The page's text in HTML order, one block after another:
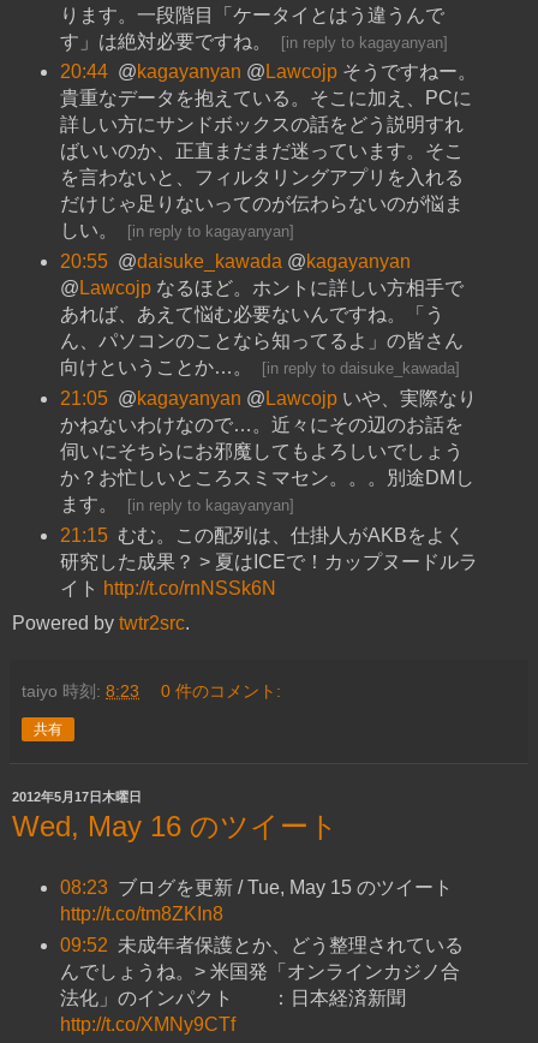
ります。一段階目「ケータイとはう違うんで
す」は絶対必要ですね。
[in reply to kagayanyan]
20:44 @kagayanyan @Lawcojpそうですねー。
貴重なデータを抱えている。そこに加え、PCに
詳しい方にサンドボックスの話をどう説明すれ
ばいいのか、正直まだまだ迷っています。そこ
を言わないと、フィルタリングアプリを入れる
だけじゃ足りないってのが伝わらないのが悩ま
しい。
[in reply to kagayanyan]
20:55 @daisuke_kawada@kagayanyan
@Lawcojpなるほど。ホントに詳しい方相手で
あれば、あえて悩む必要ないんですね。「う
ん、パソコンのことなら知ってるよ」の皆さん
向けということか…。
[in reply to daisuke_kawada]
21:05 @kagayanyan @ Lawcojpいや、実際なり
かねないわけなので…。近々にその辺のお話を
伺いにそちらにお邪魔してもよろしいでしょう
か？お忙しいところスミマセン。。。別途DMし
ます。
[in reply to kagayanyan]
21:15 むむ。この配列は、仕掛人がAKBをよく
研究した成果？ > 夏はICEで！カップヌードルラ
イト http://t.co/rnNSSk6N
Powered by twtr2src.
taiyo 時刻: 8:23 0 件のコメント:
共有
2012年5月17日木曜日
Wed, May 16 のツイート
08:23 ブログを更新 / Tue, May 15 のツイート
http://t.co/tm8ZKIn8
09:52 未成年者保護とか、どう整理されている
んでしょうね。> 米国発「オンラインカジノ合
法化」のインパクト ：日本経済新聞
http://t.co/XMNy9CTf